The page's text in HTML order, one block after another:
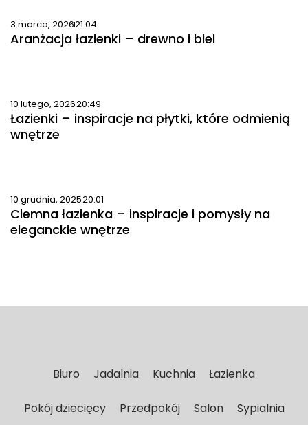
3 marca, 202621:04
Aranżacja łazienki – drewno i biel
10 lutego, 202620:49
Łazienki – inspiracje na płytki, które odmienią
wnętrze
10 grudnia, 202520:01
Ciemna łazienka – inspiracje i pomysły na
eleganckie wnętrze
Biuro Jadalnia Kuchnia Łazienka
Pokój dziecięcy Przedpokój Salon Sypialnia